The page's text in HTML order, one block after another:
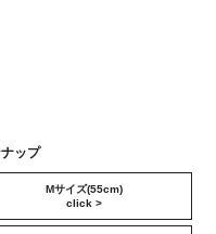
ップ
Mサイズ(55cm)
click >